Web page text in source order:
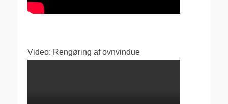
Video: Rengøring af ovnvindue